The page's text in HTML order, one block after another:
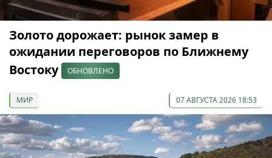
Золото дорожает: рынок замер в
ожидании переговоров по Ближнему
Востоку
ОБНОВЛЕНО
МИР 07 АВГУСТА 2026 18:53